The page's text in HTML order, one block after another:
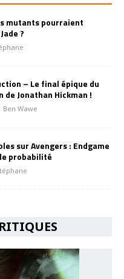
mutants pourraient
?
– Le final épique du
de Jonathan Hickman !
Ben Wawe
sur Avengers : Endgame
probabilité